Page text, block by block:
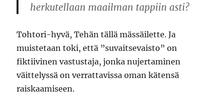
herkutellaan maailman tappiin asti?
Tohtori-hyvä, Tehän tällä mässäilette. Ja
muistetaan toki, että ”suvaitsevaisto” on
fiktiivinen vastustaja, jonka nujertaminen
väittelyssä on verrattavissa oman kätensä
raiskaamiseen.